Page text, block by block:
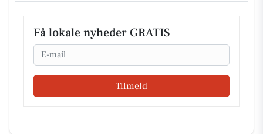
Få lokale nyheder GRATIS
Email
Tilmeld